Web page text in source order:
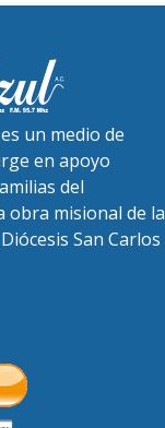
un medio de
en apoyo
del
obra misional de la
San Carlos